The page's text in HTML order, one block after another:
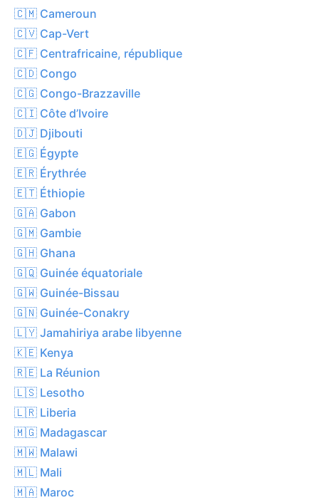
🇨🇲 Cameroun
🇨🇻 Cap-Vert
🇨🇫 Centrafricaine, république
🇨🇩 Congo
🇨🇬 Congo-Brazzaville
🇨🇮 Côte d’Ivoire
🇩🇯 Djibouti
🇪🇬 Égypte
🇪🇷 Érythrée
🇪🇹 Éthiopie
🇬🇦 Gabon
🇬🇲 Gambie
🇬🇭 Ghana
🇬🇶 Guinée équatoriale
🇬🇼 Guinée-Bissau
🇬🇳 Guinée-Conakry
🇱🇾 Jamahiriya arabe libyenne
🇰🇪 Kenya
🇷🇪 La Réunion
🇱🇸 Lesotho
🇱🇷 Liberia
🇲🇬 Madagascar
🇲🇼 Malawi
🇲🇱 Mali
🇲🇦 Maroc